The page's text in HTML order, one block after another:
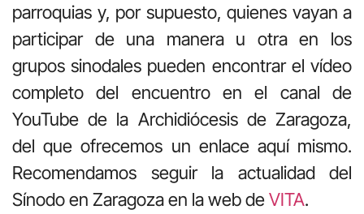
parroquias y, por supuesto, quienes vayan a
participar de una manera u otra en los
grupos sinodales pueden encontrar el vídeo
completo del encuentro en el canal de
YouTube de la Archidiócesis de Zaragoza,
del que ofrecemos un enlace aquí mismo.
Recomendamos seguir la actualidad del
Sínodo en Zaragoza en la web deVITA.